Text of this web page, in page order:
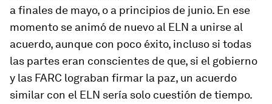
a finales de mayo, o a principios de junio. En ese
momento se animó de nuevo al ELN a unirse al
acuerdo, aunque con poco éxito, incluso si todas
las partes eran conscientes de que, si el gobierno
y las FARC lograban firmar la paz, un acuerdo
similar con el ELN sería solo cuestión de tiempo.